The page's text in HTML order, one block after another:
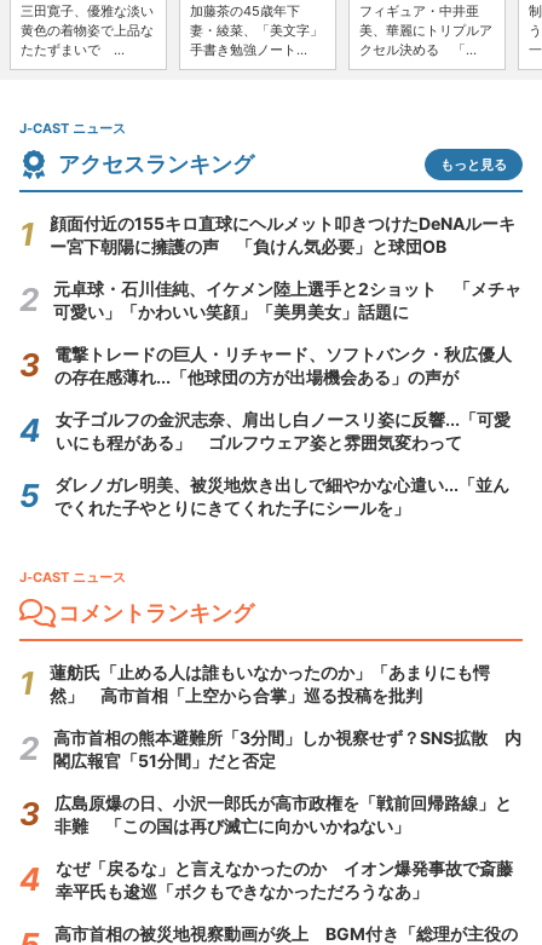
三田寛子、優雅な淡い
黄色の着物姿で上品な
たたずまいで ...
加藤茶の45歳年下
妻・綾菜、「美文字」
手書き勉強ノート...
フィギュア・中井亜
美、華麗にトリプルア
クセル決める 「...
J-CAST ニュース
アクセスランキング もっと見る
顔面付近の155キロ直球にヘルメット叩きつけたDeNAルーキ
ー宮下朝陽に擁護の声 「負けん気必要」と球団OB
元卓球・石川佳純、イケメン陸上選手と2ショット 「メチャ
可愛い」「かわいい笑顔」「美男美女」話題に
電撃トレードの巨人・リチャード、ソフトバンク・秋広優人
の存在感薄れ...「他球団の方が出場機会ある」の声が
女子ゴルフの金沢志奈、肩出し白ノースリ姿に反響...「可愛
いにも程がある」 ゴルフウェア姿と雰囲気変わって
ダレノガレ明美、被災地炊き出しで細やかな心遣い...「並ん
でくれた子やとりにきてくれた子にシールを」
J-CAST ニュース
コメントランキング
蓮舫氏「止める人は誰もいなかったのか」「あまりにも愕
然」 高市首相「上空から合掌」巡る投稿を批判
高市首相の熊本避難所「3分間」しか視察せず？SNS拡散 内
閣広報官「51分間」だと否定
広島原爆の日、小沢一郎氏が高市政権を「戦前回帰路線」と
非難 「この国は再び滅亡に向かいかねない」
なぜ「戻るな」と言えなかったのか イオン爆発事故で斎藤
幸平氏も逡巡「ボクもできなかっただろうなあ」
高市首相の被災地視察動画が炎上 BGM付き「総理が主役の